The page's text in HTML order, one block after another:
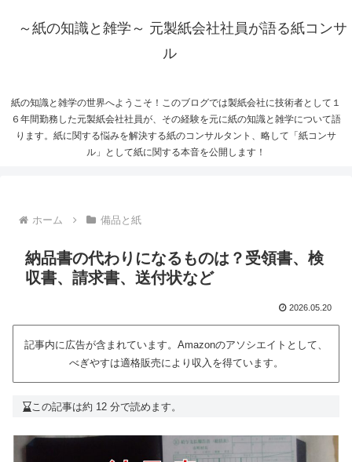
～紙の知識と雑学～ 元製紙会社社員が語る紙コンサ
ル
紙の知識と雑学の世界へようこそ！このブログでは製紙会社に技術者として１
６年間勤務した元製紙会社社員が、その経験を元に紙の知識と雑学について語
ります。紙に関する悩みを解決する紙のコンサルタント、略して「紙コンサ
ル」として紙に関する本音を公開します！
ホーム 備品と紙
納品書の代わりになるものは？受領書、検
収書、請求書、送付状など
2026.05.20
記事内に広告が含まれています。Amazonのアソシエイトとして、
べぎやすは適格販売により収入を得ています。
この記事は約 12 分で読めます。